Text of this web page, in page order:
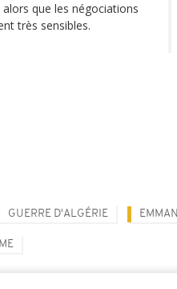
que les négociations
très sensibles.
GUERRE D'ALGÉRIE